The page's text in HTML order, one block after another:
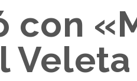
con
Veleta